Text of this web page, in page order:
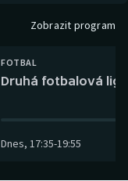
Zobrazit program
FOTBAL
Druhá fotbalová
Dnes, 17:35-19:55